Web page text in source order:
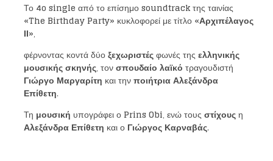
Το 4o single από το επίσημοsoundtrackτης ταινίας
«The Birthday Party» κυκλοφορεί με τίτλο «Αρχιπέλαγος
ΙΙ»,
φέρνοντας κοντά δύοξεχωριστέςφωνές τηςελληνικής
μουσικής σκηνής, τονσπουδαίο λαϊκό τραγουδιστή
Γιώργο Μαργαρίτη και τηνποιήτριαΑλεξάνδρα
Επίθετη.
Τη μουσική υπογράφει ο Prins Obi, ενώ τουςστίχουςη
Αλεξάνδρα Επίθετη και ο Γιώργος Καρναβάς.